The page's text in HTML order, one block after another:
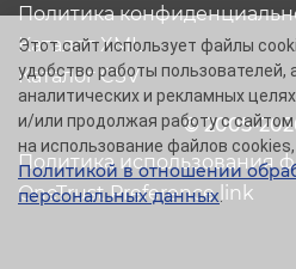
© 2005-
Политика
Каталог XML
Каталог CSV
Политика использования
OneTrust Preference link
Этот сайт использует файлы
удобство работы пользователей,
аналитических и рекламных
и/или продолжая работу с сайтом
на использование файлов
Политикой в отношении
персональных данных.